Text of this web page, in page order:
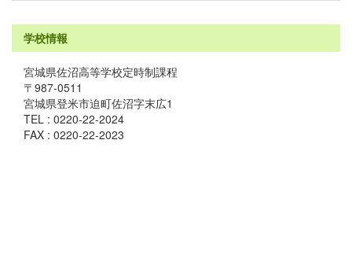
学校情報
宮城県佐沼高等学校定時制課程
〒987-0511
宮城県登米市迫町佐沼字末広1
TEL : 0220-22-2024
FAX : 0220-22-2023